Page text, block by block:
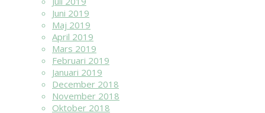
Juni 2019
Maj 2019
April 2019
Mars 2019
Februari 2019
Januari 2019
December 2018
November 2018
Oktober 2018